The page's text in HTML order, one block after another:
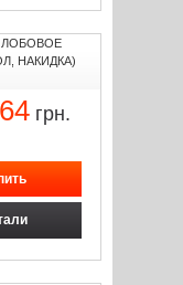
ЛОБОВОЕ
НАКИДКА)
грн.